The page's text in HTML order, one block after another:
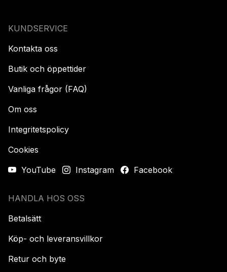
KUNDSERVICE
Kontakta oss
Butik och öppettider
Vanliga frågor (FAQ)
Om oss
Integritetspolicy
Cookies
YouTube
Instagram Facebook
HANDLA HOS OSS
Betalsätt
Köp- och leveransvillkor
Retur och byte